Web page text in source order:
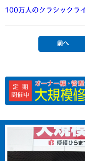
100万人のクラシックラ
前へ